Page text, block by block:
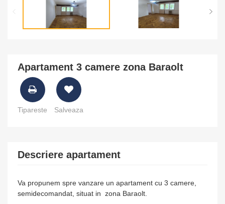
Apartament 3 camere zona Baraolt
Tipareste Salveaza
Descriere apartament
Va propunem spre vanzare un apartament cu 3 camere,
semidecomandat, situat in zona Baraolt.